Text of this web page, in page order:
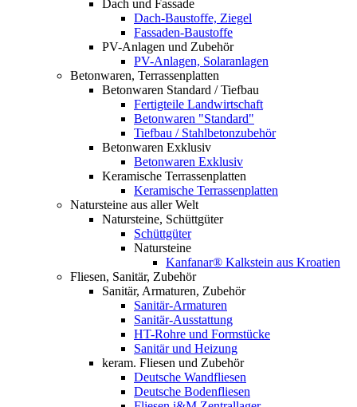
Dach und Fassade
Dach-Baustoffe, Ziegel
Fassaden-Baustoffe
PV-Anlagen und Zubehör
PV-Anlagen, Solaranlagen
Betonwaren, Terrassenplatten
Betonwaren Standard / Tiefbau
Fertigteile Landwirtschaft
Betonwaren "Standard"
Tiefbau / Stahlbetonzubehör
Betonwaren Exklusiv
Betonwaren Exklusiv
Keramische Terrassenplatten
Keramische Terrassenplatten
Natursteine aus aller Welt
Natursteine, Schüttgüter
Schüttgüter
Natursteine
Kanfanar® Kalkstein aus Kroatien
Fliesen, Sanitär, Zubehör
Sanitär, Armaturen, Zubehör
Sanitär-Armaturen
Sanitär-Ausstattung
HT-Rohre und Formstücke
Sanitär und Heizung
keram. Fliesen und Zubehör
Deutsche Wandfliesen
Deutsche Bodenfliesen